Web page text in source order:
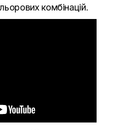
комбінацій.